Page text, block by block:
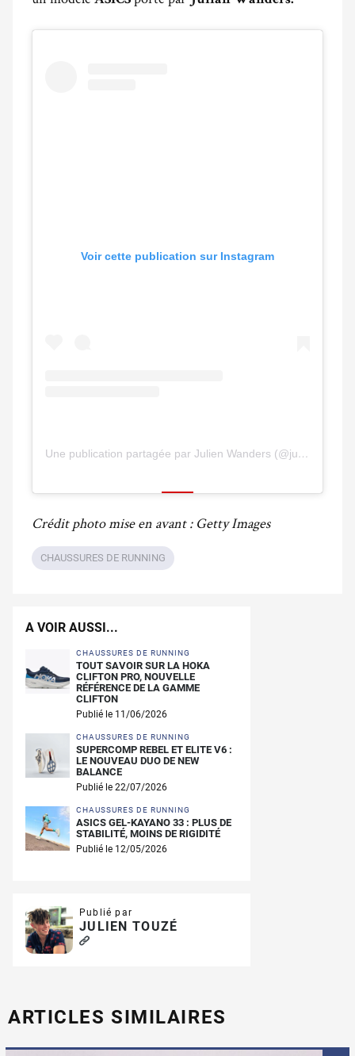
Voir cette publication sur Instagram
Une publication partagée par Julien Wanders (@julien_wanders)
Crédit photo mise en avant : Getty Images
CHAUSSURES DE RUNNING
A VOIR AUSSI...
CHAUSSURES DE RUNNING
TOUT SAVOIR SUR LA HOKA
CLIFTON PRO, NOUVELLE
RÉFÉRENCE DE LA GAMME
CLIFTON
Publié le 11/06/2026
CHAUSSURES DE RUNNING
SUPERCOMP REBEL ET ELITE V6 :
LE NOUVEAU DUO DE NEW
BALANCE
Publié le 22/07/2026
CHAUSSURES DE RUNNING
ASICS GEL-KAYANO 33 : PLUS DE
STABILITÉ, MOINS DE RIGIDITÉ
Publié le 12/05/2026
Publié par
JULIEN TOUZÉ
ARTICLES SIMILAIRES